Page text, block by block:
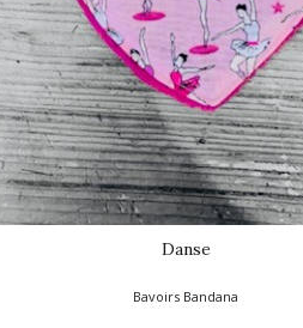
Danse
Bavoirs Bandana